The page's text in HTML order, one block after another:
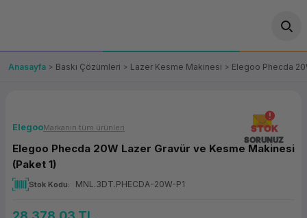
OT/VT Ürünleri
Fiş Yazıcı
Self Servis Ekranı
Çözümleri
Bağlantı
Ürünler
Paketi
Anasayfa Baskı Çözümleri Lazer Kesme Makinesi Elegoo Phecda
STOK
SORUNUZ
ElegooMarkanın tüm ürünleri
Elegoo Phecda 20W Lazer Gravür ve Kesme Makinesi
(Paket 1)
Stok Kodu MNL.3DT.PHECDA-20W-P1